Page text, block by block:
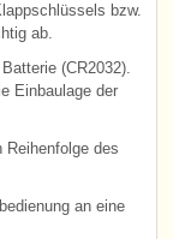
bzw.
ab.
(CR2032).
Einbaulage der
des
an eine